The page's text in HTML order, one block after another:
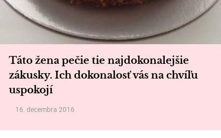
Táto žena pečie tie najdokonalejšie
zákusky. Ich dokonalosť vás na chvíľu
uspokojí
16. decembra 2016